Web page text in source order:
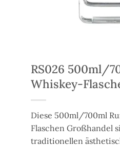
RS026 500ml/
Whiskey-
Diese 500ml/700ml
Flaschen Großhandel
traditionellen